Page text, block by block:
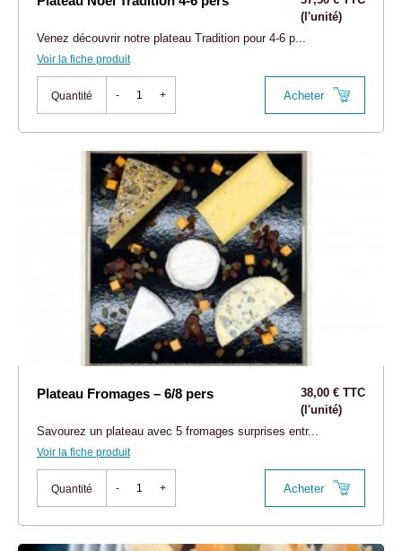
(l'unité)
Venez découvrir notre plateau Tradition pour 4-6 p...
Voir la fiche produit
Quantité - + Acheter
Plateau Fromages – 6/8 pers
38,00 € TTC
(l'unité)
Savourez un plateau avec 5 fromages surprises entr...
Voir la fiche produit
Quantité - + Acheter